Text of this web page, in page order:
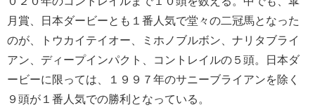
月賞、日本ダービーとも１番人気で堂々の二冠馬となった
のが、トウカイテイオー、ミホノブルボン、ナリタブライ
アン、ディープインパクト、コントレイルの５頭。日本ダ
ービーに限っては、１９９７年のサニーブライアンを除く
９頭が１番人気での勝利となっている。